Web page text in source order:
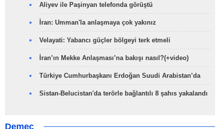
Aliyev ile Paşinyan telefonda görüştü
İran: Umman'la anlaşmaya çok yakınız
Velayati: Yabancı güçler bölgeyi terk etmeli
İran’ın Mekke Anlaşması’na bakışı nasıl?(+video)
Türkiye Cumhurbaşkanı Erdoğan Suudi Arabistan’da
Sistan-Belucistan'da terörle bağlantılı 8 şahıs yakalandı
Demeç